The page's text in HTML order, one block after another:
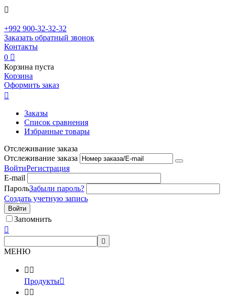

+992 900-32-32-32
Заказать обратный звонок
Контакты
0 
Корзина пуста
Корзина
Оформить заказ

Заказы
Список сравнения
Избранные товары
Отслеживание заказа
Отслеживание заказа
ВойтиРегистрация
E-mail
ПарольЗабыли пароль?
Создать учетную запись
Войти
Запомнить


МЕНЮ
 
Продукты
 